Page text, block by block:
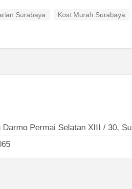
Surabaya Kost Murah Surabaya
Darmo Permai Selatan XIII / 30,